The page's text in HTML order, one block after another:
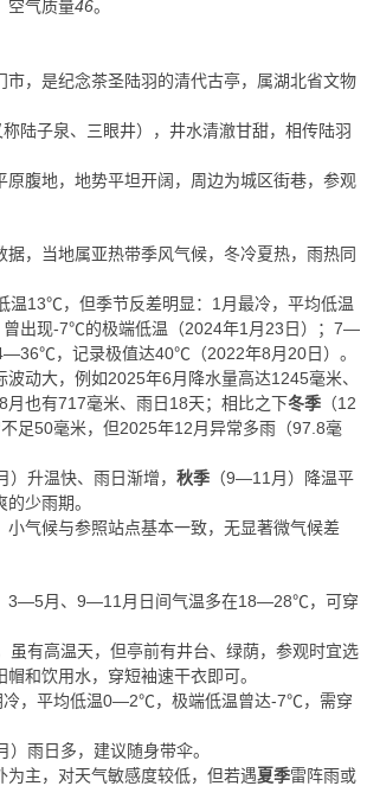
空气质量46。
市，是纪念茶圣陆羽的清代古亭，属湖北省文物
称陆子泉、三眼井），井水清澈甘甜，相传陆羽
原腹地，地势平坦开阔，周边为城区街巷，参观
据，当地属亚热带季风气候，冬冷夏热，雨热同
温13℃，但季节反差明显：1月最冷，平均低温
出现-7℃的极端低温（2024年1月23日）；7—
，记录极值达40℃（2022年8月20日）。
波动大，例如2025年6月降水量高达1245毫米、
月也有717毫米、雨日18天；相比之下冬季 （12
足50毫米，但2025年12月异常多雨（97.8毫
）升温快、雨日渐增， 秋季 （9—11月）降温平
少雨期。
小气候与参照站点基本一致，无显著微气候差
3—5月、9—11月日间气温多在18—28℃，可穿
虽有高温天，但亭前有井台、绿荫，参观时宜选
和饮用水，穿短袖速干衣即可。
冷，平均低温0—2℃，极端低温曾达-7℃，需穿
雨日多，建议随身带伞。
为主，对天气敏感度较低，但若遇夏季雷阵雨或